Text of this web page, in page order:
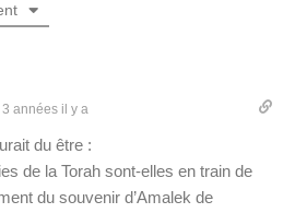
3 années il y a
du être :
de la Torah sont-elles en train de
du souvenir d’Amalek de